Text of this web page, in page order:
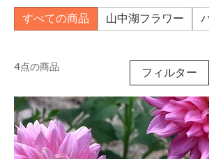
すべての商品 山中湖フラワー パ
4点の商品 フィルター